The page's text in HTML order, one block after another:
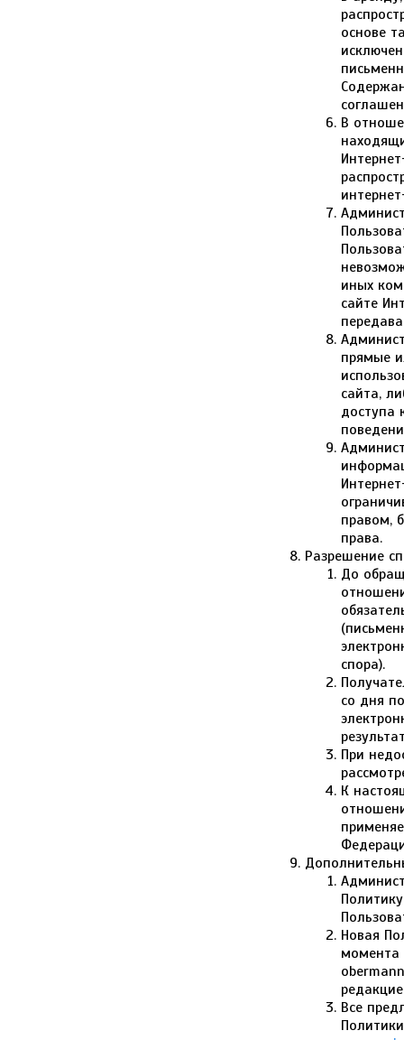
основе
В
иных
сайте
прямые
сайта,
доступа
правом,
права.
Разрешение
До
спора).
со дня
При
К
Новая
момента
Все